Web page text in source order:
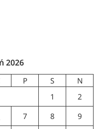
2026
P S
N
1
2
7 8
9